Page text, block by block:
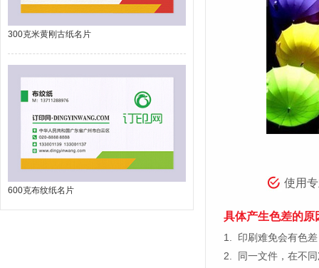
300克米黄刚古纸名片
600克布纹纸名片
使用
具体产生色差的原
1.
印刷难免会有色
2.
同一文件，在不